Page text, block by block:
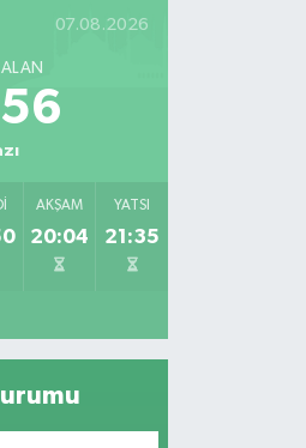
07.08.2026
AKŞAM
20:04
YATSI
21:35